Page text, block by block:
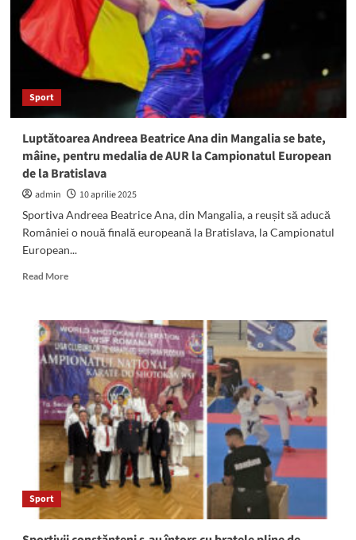
podimul
Campionatului
Naţional
Kick-
Boxing
din
Sport
Luptătoarea Andreea Beatrice Ana din Mangalia se bate,
mâine, pentru medalia de AUR la Campionatul European
de la Bratislava
admin
10 aprilie 2025
Sportiva Andreea Beatrice Ana, din Mangalia, a reușit să aducă
României o nouă finală europeană la Bratislava, la Campionatul
European...
Read MoreRead
Luptătoarea
Andreea
Beatrice
Ana
din
Mangalia
se
bate,
mâine,
pentru
medalia
de
AUR
Sport